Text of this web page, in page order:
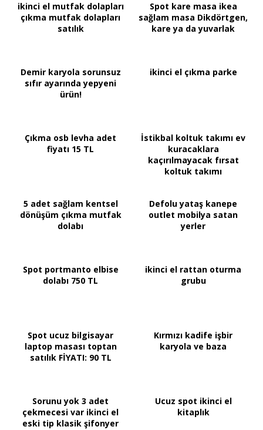
ikinci el mutfak dolapları
çıkma mutfak dolapları
satılık
Spot kare masa ikea
sağlam masa Dikdörtgen,
kare ya da yuvarlak
Demir karyola sorunsuz
sıfır ayarında yepyeni
ürün!
ikinci el çıkma parke
Çıkma osb levha adet
fiyatı 15 TL
İstikbal koltuk takımı ev
kuracaklara
kaçırılmayacak fırsat
koltuk takımı
5 adet sağlam kentsel
dönüşüm çıkma mutfak
dolabı
Defolu yataş kanepe
outlet mobilya satan
yerler
Spot portmanto elbise
dolabı 750 TL
ikinci el rattan oturma
grubu
Spot ucuz bilgisayar
laptop masası toptan
satılık FİYATI: 90 TL
Kırmızı kadife işbir
karyola ve baza
Sorunu yok 3 adet
çekmecesi var ikinci el
eski tip klasik şifonyer
Ucuz spot ikinci el
kitaplık